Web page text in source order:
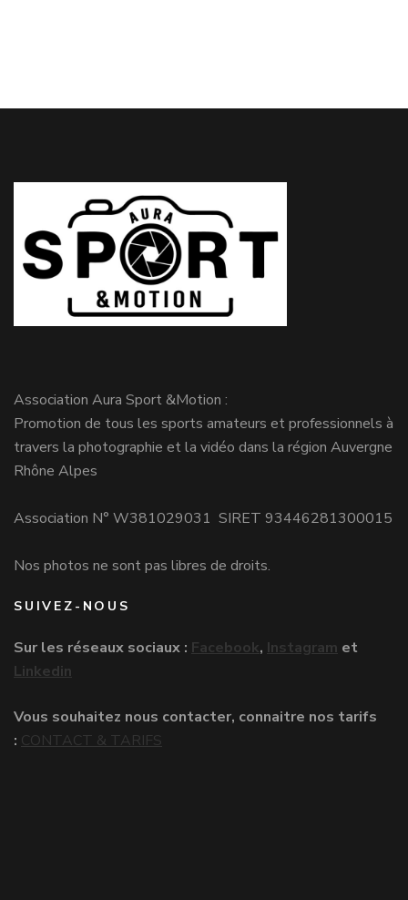
Association Aura Sport &Motion :
Promotion de tous les sports amateurs et professionnels à
travers la photographie et la vidéo dans la région Auvergne
Rhône Alpes
Association N° W381029031 SIRET 93446281300015
Nos photos ne sont pas libres de droits.
SUIVEZ-NOUS
Sur les réseaux sociaux : Facebook, Instagram et
Linkedin
Vous souhaitez nous contacter, connaitre nos tarifs
: CONTACT & TARIFS